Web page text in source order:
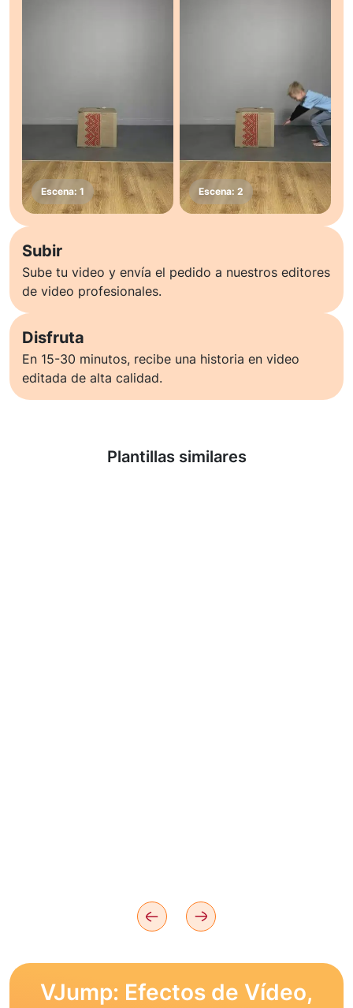
Subir
Sube tu video y envía el pedido a nuestros editores
de video profesionales.
Disfruta
En 15-30 minutos, recibe una historia en video
editada de alta calidad.
Plantillas similares
Saber más
VJump: Efectos de Vídeo,